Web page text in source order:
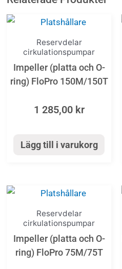
Reservdelar
cirkulationspumpar
Impeller (platta och O-
ring) FloPro 150M/150T
1 285,00 kr
Lägg till i varukorg
Reservdelar
cirkulationspumpar
Impeller (platta och O-
ring) FloPro 75M/75T